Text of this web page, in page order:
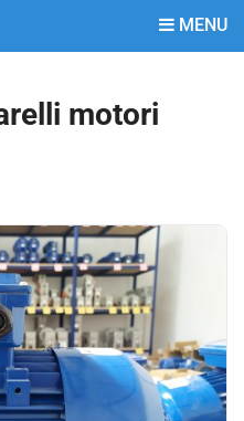
MENU
motori